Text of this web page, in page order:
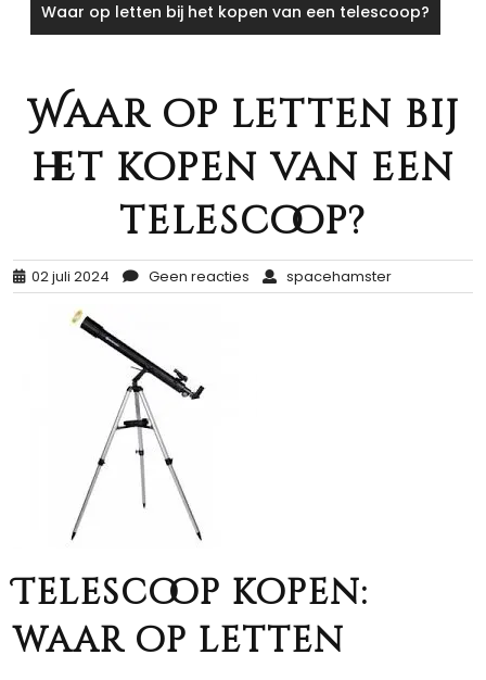
Waar op letten bij het kopen van een telescoop?
Waar op letten bij
het kopen van een
telescoop?
02 juli 2024 Geen reacties spacehamster
Telescoop kopen:
waar op letten